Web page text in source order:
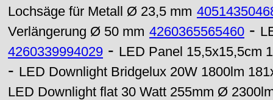
Lochsäge für Metall Ø 23,5 mm
Verlängerung Ø 50 mm 4260365565460 -
4260339994029 - LED Panel 15,5x15,5cm
- LED Downlight Bridgelux 20W 1800lm
LED Downlight flat 30 Watt 255mm Ø